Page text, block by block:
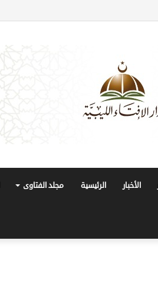
الأخبار الرئيسية مجلد الفتاوى